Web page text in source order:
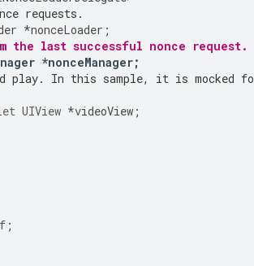
requests.
*nonceLoader ;
the last successful nonce request.
*nonceManager;
play. In this sample, it is mocked
UIView *videoView ;
;